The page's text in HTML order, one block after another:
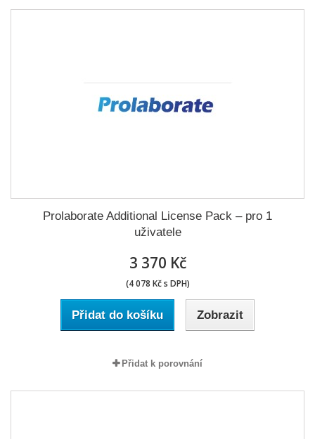
Prolaborate Additional License Pack – pro 1
uživatele
3 370 Kč
(4 078 Kč s DPH)
Přidat do košíku Zobrazit
Přidat k porovnání